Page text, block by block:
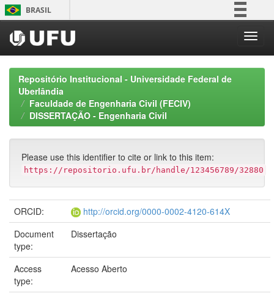
Skip
navigation
BRASIL
Participe
Acesso à informação
Legislação
Repositório Institucional - Universidade Federal de
Uberlândia
Faculdade de Engenharia Civil (FECIV)
DISSERTAÇÃO - Engenharia Civil
Please use this identifier to cite or link to this item:
https://repositorio.ufu.br/handle/123456789/32880
ORCID:
http://orcid.org/0000-0002-4120-614X
Document
type:
Dissertação
Access
type:
Acesso Aberto